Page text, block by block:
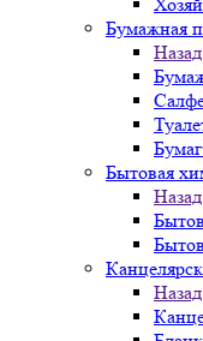
Бумажная
Назад
Бытовая
Назад
Назад